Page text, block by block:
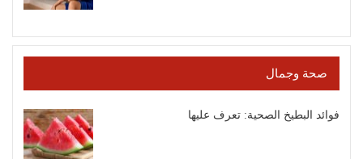
صحة وجمال
فوائد البطيخ الصحية: تعرف عليها